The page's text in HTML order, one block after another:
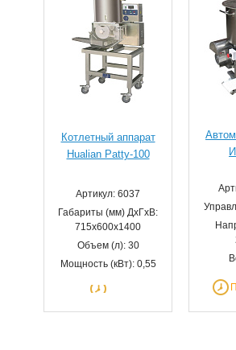
Котлетный аппарат
Hualian Patty-100
Артикул: 6037
Габариты (мм) ДхГхВ:
715х600х1400
Объем (л): 30
Мощность (кВт): 0,55